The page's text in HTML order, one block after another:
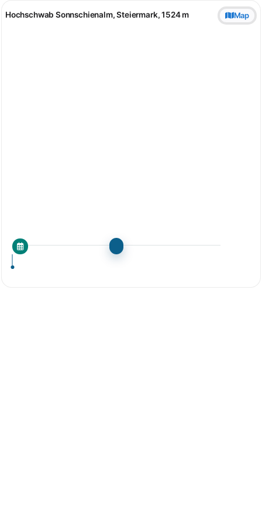
Hochschwab Sonnschienalm, Steiermark, 1524 m Map